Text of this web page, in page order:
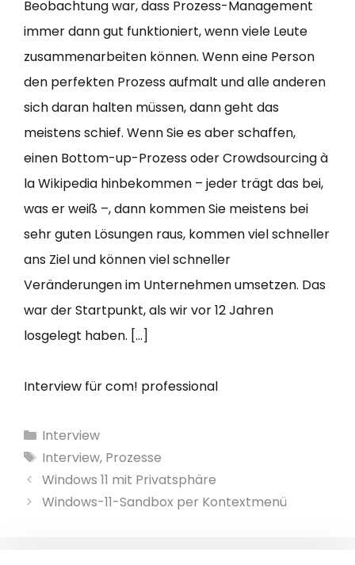
Beobachtung war, dass Prozess-Management
immer dann gut funktioniert, wenn viele Leute
zusammenarbeiten können. Wenn eine Person
den perfekten Prozess aufmalt und alle anderen
sich daran halten müssen, dann geht das
meistens schief. Wenn Sie es aber schaffen,
einen Bottom-up-Prozess oder Crowdsourcing à
la Wikipedia hinbekommen – jeder trägt das bei,
was er weiß –, dann kommen Sie meistens bei
sehr guten Lösungen raus, kommen viel schneller
ans Ziel und können viel schneller
Veränderungen im Unternehmen umsetzen. Das
war der Startpunkt, als wir vor 12 Jahren
losgelegt haben. […]
Interview für com! professional
Kategorien
Interview
Schlagwörter
Interview, Prozesse
Windows 11 mit Privatsphäre
Windows-11-Sandbox per Kontextmenü